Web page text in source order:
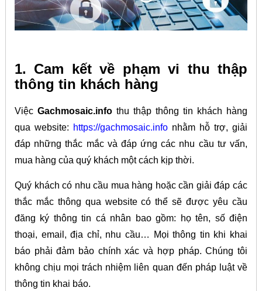
1. Cam kết về phạm vi thu thập
thông tin khách hàng
Việc Gachmosaic.infothu thập thông tin khách hàng
qua website: https://gachmosaic.infonhằm hỗ trợ, giải
đáp những thắc mắc và đáp ứng các nhu cầu tư vấn,
mua hàng của quý khách một cách kịp thời.
Quý khách có nhu cầu mua hàng hoặc cần giải đáp các
thắc mắc thông qua website có thể sẽ được yêu cầu
đăng ký thông tin cá nhân bao gồm: họ tên, số điện
thoại, email, địa chỉ, nhu cầu… Mọi thông tin khi khai
báo phải đảm bảo chính xác và hợp pháp. Chúng tôi
không chịu mọi trách nhiệm liên quan đến pháp luật về
thông tin khai báo.